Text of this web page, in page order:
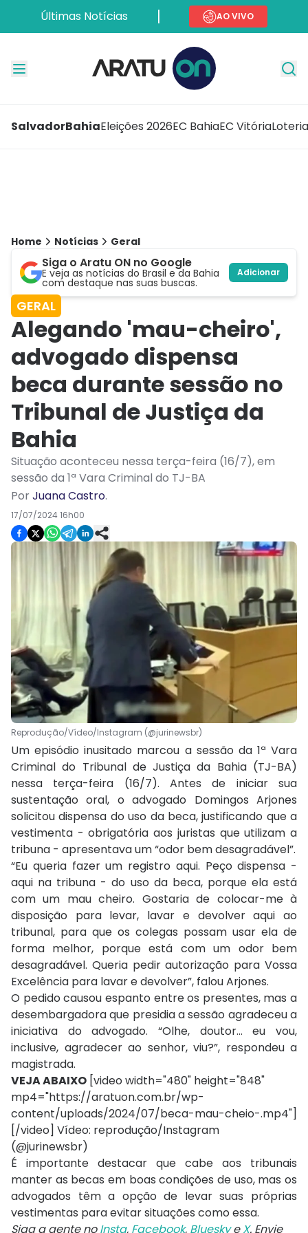
Últimas Notícias AO VIVO
SalvadorBahiaEleições 2026EC BahiaEC Vitória
Home Notícias Geral
Siga o Aratu ON no Google
E veja as notícias do Brasil e da Bahia
com destaque nas suas buscas.
Adicionar
GERAL
Alegando 'mau-cheiro',
advogado dispensa
beca durante sessão no
Tribunal de Justiça da
Bahia
Situação aconteceu nessa terça-feira (16/7), em
sessão da 1ª Vara Criminal do TJ-BA
PorJuana Castro.
17/07/2024 16h00
Reprodução/Vídeo/Instagram (@jurinewsbr)
Um episódio inusitado marcou a sessão da 1ª Vara
Criminal do Tribunal de Justiça da Bahia (TJ-BA)
nessa terça-feira (16/7). Antes de iniciar sua
sustentação oral, o advogado Domingos Arjones
solicitou dispensa do uso da beca, justificando que a
vestimenta - obrigatória aos juristas que utilizam a
tribuna - apresentava um “odor bem desagradável”.
“Eu queria fazer um registro aqui. Peço dispensa -
aqui na tribuna - do uso da beca, porque ela está
com um mau cheiro. Gostaria de colocar-me à
disposição para levar, lavar e devolver aqui ao
tribunal, para que os colegas possam usar ela de
forma melhor, porque está com um odor bem
desagradável. Queria pedir autorização para Vossa
Excelência para lavar e devolver”, falou Arjones.
O pedido causou espanto entre os presentes, mas a
desembargadora que presidia a sessão agradeceu a
iniciativa do advogado. “Olhe, doutor... eu vou,
inclusive, agradecer ao senhor, viu?”, respondeu a
magistrada.
VEJA ABAIXO [video width="480" height="848"
mp4="https://aratuon.com.br/wp-
content/uploads/2024/07/beca-mau-cheio-.mp4"]
[/video] Vídeo: reprodução/Instagram
(@jurinewsbr)
É importante destacar que cabe aos tribunais
manter as becas em boas condições de uso, mas os
advogados têm a opção de levar suas próprias
vestimentas para evitar situações como essa.
Siga a gente noInsta, Facebook, BlueskyeX. Envie